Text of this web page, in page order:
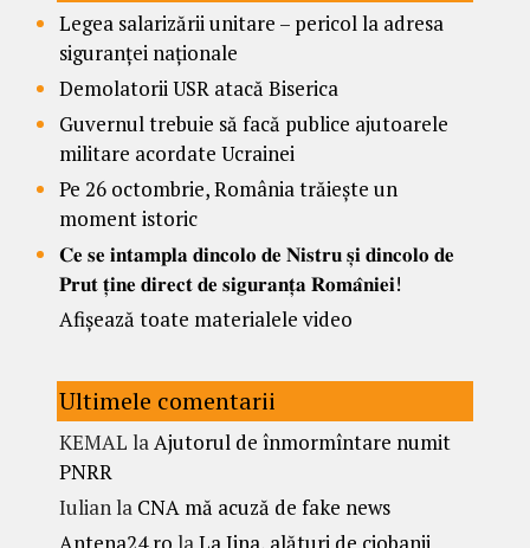
Legea salarizării unitare – pericol la adresa
siguranței naționale
Demolatorii USR atacă Biserica
Guvernul trebuie să facă publice ajutoarele
militare acordate Ucrainei
Pe 26 octombrie, România trăiește un
moment istoric
𝐂𝐞 𝐬𝐞 𝐢𝐧𝐭𝐚𝐦𝐩𝐥𝐚 𝐝𝐢𝐧𝐜𝐨𝐥𝐨 𝐝𝐞 𝐍𝐢𝐬𝐭𝐫𝐮 𝐬̦𝐢 𝐝𝐢𝐧𝐜𝐨𝐥𝐨 𝐝𝐞
𝐏𝐫𝐮𝐭 𝐭̦𝐢𝐧𝐞 𝐝𝐢𝐫𝐞𝐜𝐭 𝐝𝐞 𝐬𝐢𝐠𝐮𝐫𝐚𝐧𝐭̦𝐚 𝐑𝐨𝐦𝐚̂𝐧𝐢𝐞𝐢!
Afișează toate materialele video
Ultimele comentarii
KEMAL laAjutorul de înmormîntare numit
PNRR
Iulianla CNA mă acuză de fake news